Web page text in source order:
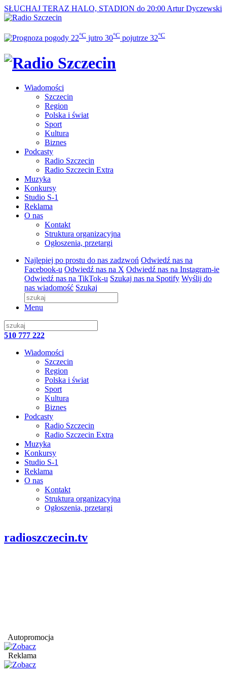
SŁUCHAJ TERAZ HALO, STADION do 20:00 Artur Dyczewski
22°C jutro 30°C pojutrze 32°C
Wiadomości
Szczecin
Region
Polska i świat
Sport
Kultura
Biznes
Podcasty
Radio Szczecin
Radio Szczecin Extra
Muzyka
Konkursy
Studio S-1
Reklama
O nas
Kontakt
Struktura organizacyjna
Ogłoszenia, przetargi
Najlepiej po prostu do nas zadzwoń Odwiedź nas na
Facebook-u Odwiedź nas na X Odwiedź nas na Instagram-ie
Odwiedź nas na TikTok-u Szukaj nas na Spotify Wyślij do
nas wiadomość Szukaj
Menu
510 777 222
Wiadomości
Szczecin
Region
Polska i świat
Sport
Kultura
Biznes
Podcasty
Radio Szczecin
Radio Szczecin Extra
Muzyka
Konkursy
Studio S-1
Reklama
O nas
Kontakt
Struktura organizacyjna
Ogłoszenia, przetargi
radioszczecin.tv
Autopromocja
Reklama